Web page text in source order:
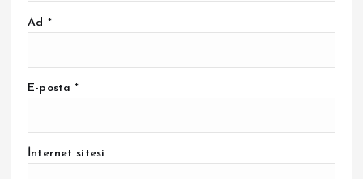
Ad *
E-posta*
İnternet sitesi